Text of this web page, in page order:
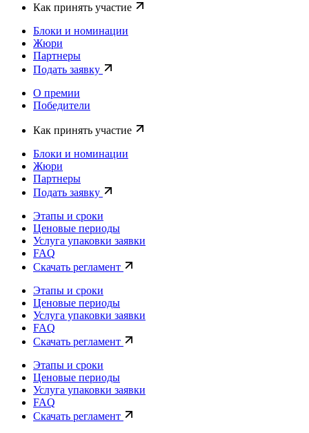
Как принять участие
Блоки и номинации
Жюри
Партнеры
Подать заявку
О премии
Победители
Как принять участие
Блоки и номинации
Жюри
Партнеры
Подать заявку
Этапы и сроки
Ценовые периоды
Услуга упаковки заявки
FAQ
Скачать регламент
Этапы и сроки
Ценовые периоды
Услуга упаковки заявки
FAQ
Скачать регламент
Этапы и сроки
Ценовые периоды
Услуга упаковки заявки
FAQ
Скачать регламент